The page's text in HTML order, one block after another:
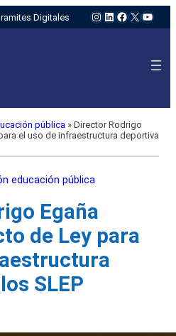
Digitales Instagram
LinkedIn
Facebook
X
pública » Director Rodrigo
el uso de infraestructura deportiva
educación pública
Egaña
de Ley para
SLEP